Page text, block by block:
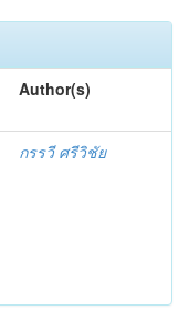
Author(s)
กรรวี ศรีวิชัย